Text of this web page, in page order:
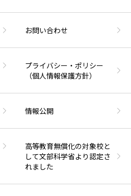
お問い合わせ
プライバシー・ポリシー
（個人情報保護方針）
情報公開
高等教育無償化の対象校と
して文部科学省より認定さ
れました